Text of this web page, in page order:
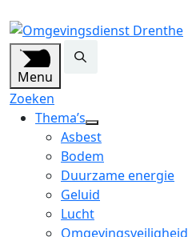
Menu
Zoeken
Thema’s
open
dropdown
menu
Asbest
Bodem
Duurzame energie
Geluid
Lucht
Omgevingsveiligheid